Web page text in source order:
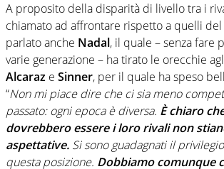
A proposito della disparità di livello tra i
chiamato ad affrontare rispetto a quelli del
parlato anche Nadal, il quale – senza fare
varie generazione – ha tirato le orecchie
Alcaraz e Sinner, per il quale ha speso
“Non mi piace dire che ci sia meno
passato: ogni epoca è diversa. È chiaro
dovrebbero essere i loro rivali non
aspettative. Si sono guadagnati il
questa posizione. Dobbiamo comunque